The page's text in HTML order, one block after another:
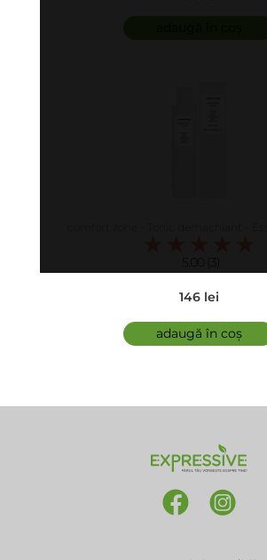
5.00 (3)
146 lei
adaugă în coș